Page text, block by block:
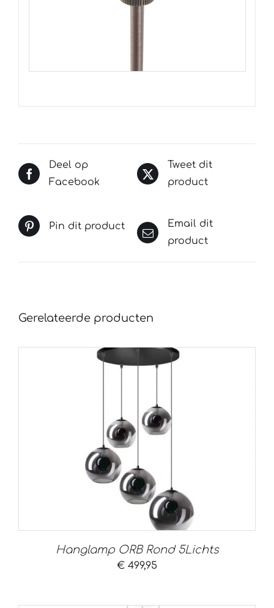
Deel op
Facebook
Tweet dit
product
Pin dit product
Email dit
product
Gerelateerde producten
Hanglamp ORB Rond 5Lichts
€ 499,95